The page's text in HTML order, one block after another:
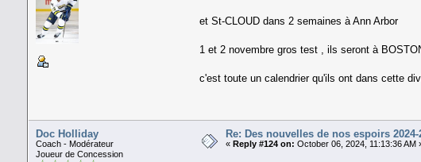
et St-CLOUD dans 2 semaines à Ann Arbor
1 et 2 novembre gros test , ils seront à
c'est toute un calendrier qu'ils ont dans cette
Doc Holliday
Coach - Modérateur
Joueur de Concession
Re: Des nouvelles de nos espoirs 2024-
« Reply #124 on: October 06, 2024, 11:13:36 AM